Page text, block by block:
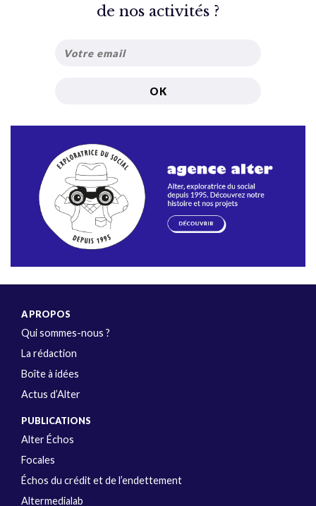
de nos activités ?
A PROPOS
Qui sommes-nous ?
La rédaction
Boîte à idées
Actus d’Alter
PUBLICATIONS
Alter Échos
Focales
Échos du crédit et de l’endettement
Altermedialab